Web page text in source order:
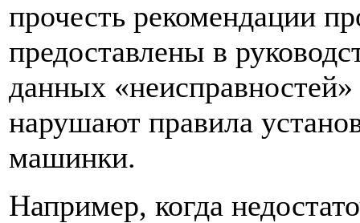
прочесть рекомендации
предоставлены в
данных «неисправностей»
нарушают правила
машинки.
Например, когда